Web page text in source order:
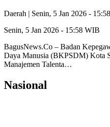
Daerah | Senin, 5 Jan 2026 -
Senin, 5 Jan 2026 - 15:58 WIB
BagusNews.Co – Badan
Daya Manusia (BKPSDM) Kota
Manajemen Talenta…
Nasional